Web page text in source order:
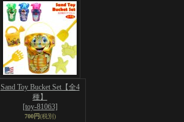
Sand Toy Bucket Set【全4
種】
[toy-81063]
700円(税別)